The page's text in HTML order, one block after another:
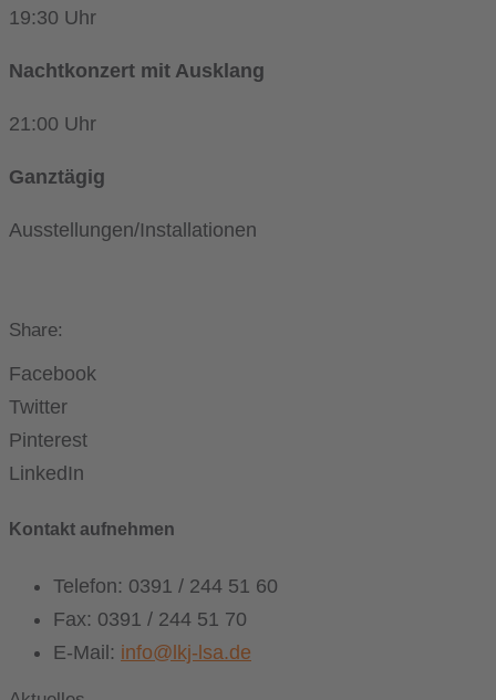
19:30 Uhr
Nachtkonzert mit Ausklang
21:00 Uhr
Ganztägig
Ausstellungen/Installationen
Share:
Facebook
Twitter
Pinterest
LinkedIn
Kontakt aufnehmen
Telefon: 0391 / 244 51 60
Fax: 0391 / 244 51 70
E-Mail: info@lkj-lsa.de